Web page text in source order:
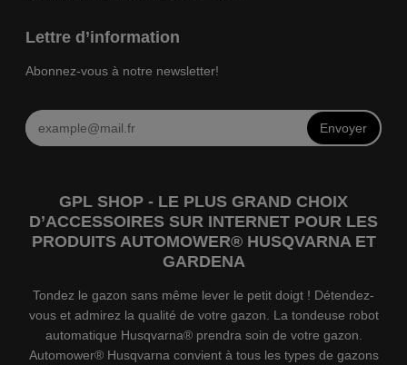
Lettre d’information
Abonnez-vous à notre newsletter!
Envoyer
GPL SHOP - LE PLUS GRAND CHOIX
D’ACCESSOIRES SUR INTERNET POUR LES
PRODUITS AUTOMOWER® HUSQVARNA ET
GARDENA
Tondez le gazon sans même lever le petit doigt ! Détendez-
vous et admirez la qualité de votre gazon. La tondeuse robot
automatique Husqvarna® prendra soin de votre gazon.
Automower® Husqvarna convient à tous les types de gazons